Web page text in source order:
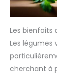
Les bienfaits
Les légumes
cherchant à